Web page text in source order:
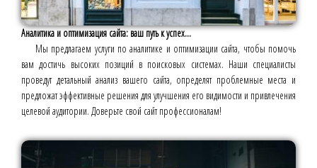
Аналитика и оптимизация сайта: ваш путь к успех...
Мы предлагаем услуги по аналитике и оптимизации сайта, чтобы помочь
вам достичь высоких позиций в поисковых системах. Наши специалисты
проведут детальный анализ вашего сайта, определят проблемные места и
предложат эффективные решения для улучшения его видимости и привлечения
целевой аудитории. Доверьте свой сайт профессионалам!